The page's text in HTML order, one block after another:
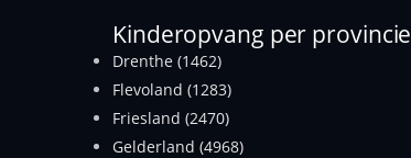
Kinderopvang per provincie
Drenthe (1462)
Flevoland (1283)
Friesland (2470)
Gelderland (4968)